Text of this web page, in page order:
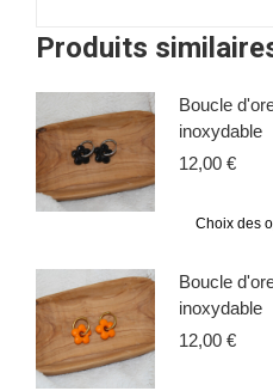
Produits
Boucle
inoxydable
12,00 €
Choix des
Boucle
inoxydable
12,00 €